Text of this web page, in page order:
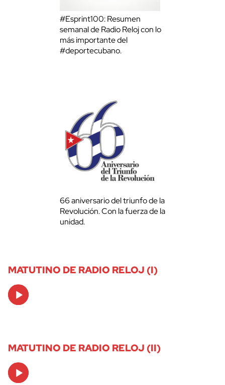
#Esprint100: Resumen
semanal de Radio Reloj con lo
más importante del
#deportecubano.
66 aniversario del triunfo de la
Revolución. Con la fuerza de la
unidad.
MATUTINO DE RADIO RELOJ (I)
Audio
Player
MATUTINO DE RADIO RELOJ (II)
Audio
Player